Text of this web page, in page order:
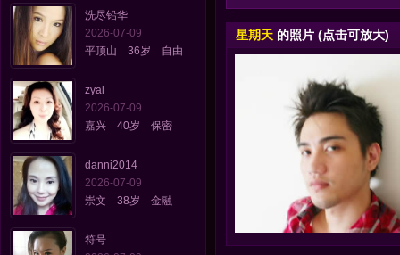
洗尽铅华
2026-07-09
平顶山 36岁 自由
zyal
2026-07-09
嘉兴 40岁 保密
danni2014
2026-07-09
崇文 38岁 金融
符号
星期天 的照片 (点击可放大)